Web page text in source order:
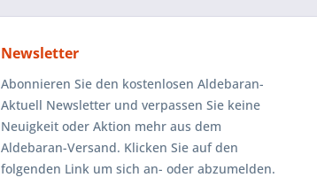
Newsletter
Abonnieren Sie den kostenlosen Aldebaran-
Aktuell Newsletter und verpassen Sie keine
Neuigkeit oder Aktion mehr aus dem
Aldebaran-Versand. Klicken Sie auf den
folgenden Link um sich an- oder abzumelden.